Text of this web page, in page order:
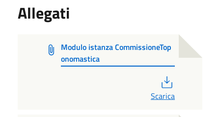
Allegati
Modulo istanza CommissioneTop
onomastica
Scarica